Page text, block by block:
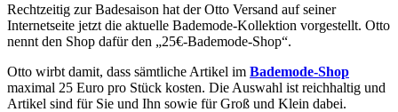
Rechtzeitig zur Badesaison hat der Otto Versand auf seiner
Internetseite jetzt die aktuelle Bademode-Kollektion vorgestellt. Otto
nennt den Shop dafür den „25€-Bademode-Shop“.
Otto wirbt damit, dass sämtliche Artikel im Bademode-Shop
maximal 25 Euro pro Stück kosten. Die Auswahl ist reichhaltig und
Artikel sind für Sie und Ihn sowie für Groß und Klein dabei.